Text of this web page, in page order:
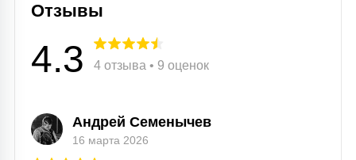
Отзывы
4.3 4 отзыва • 9 оценок
Андрей Семенычев
16 марта 2026